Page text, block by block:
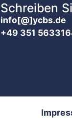
Schreiben
info[@]ycbs.de
+49 351